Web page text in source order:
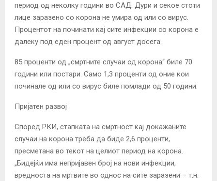
период од неколку години во САД. Дури и секое стоти
лице заразено со корона не умира од или со вирус.
Процентот на починати кај сите инфекции со корона е
далеку под еден процент од август досега.
85 проценти од „смртните случаи од корона“ биле 70
години или постари. Само 1,3 проценти од оние кои
починале од или со вирус биле помлади од 50 години.
Пријатен развој
Според РКИ, стапката на смртност кај докажаните
случаи на корона треба да биде 2,6 проценти,
пресметана во текот на целиот период на корона.
„Бидејќи има непријавен број на нови инфекции,
вредноста на мртвите во однос на сите заразени – т.н.